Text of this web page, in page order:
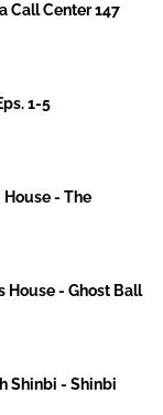
Call Center 147
1-5
House - The
House - Ghost Ball
Shinbi - Shinbi